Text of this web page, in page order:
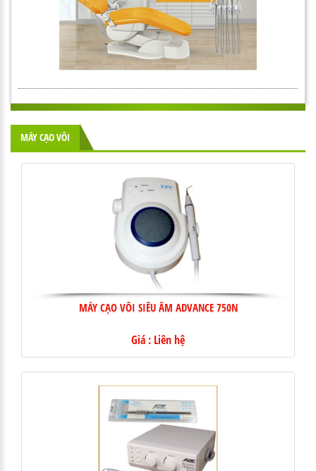
MÁY CẠO VÔI
MÁY CẠO VÔI SIÊU ÂM ADVANCE 750N
Giá : Liên hệ